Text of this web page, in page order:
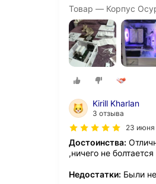
Товар — Корпус
Kirill Kharlan
3 отзыва
23 июня
Достоинства:
,ничего не
Недостатки: Были